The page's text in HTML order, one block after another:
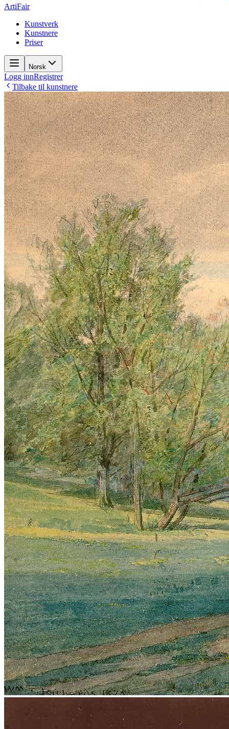
ArtiFair
Kunstverk
Kunstnere
Priser
Norsk
Logg innRegistrer
Tilbake til kunstnere